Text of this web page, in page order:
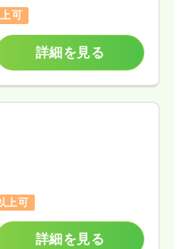
可
詳細を見る
上可
詳細を見る